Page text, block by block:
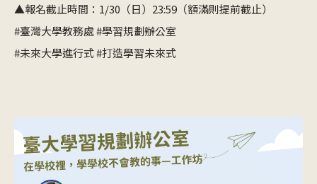
▲報名截止時間：1/30（日）23:59（額滿則提前截止）
#臺灣大學教務處 #學習規劃辦公室
#未來大學進行式 #打造學習未來式